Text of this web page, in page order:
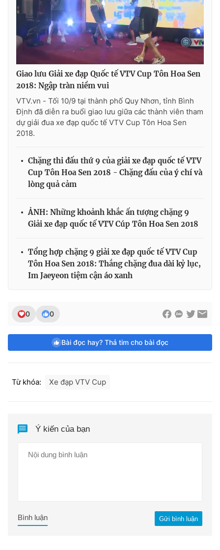
Giao lưu Giải xe đạp Quốc tế VTV Cup Tôn Hoa Sen
2018: Ngập tràn niềm vui
VTV.vn - Tối 10/9 tại thành phố Quy Nhơn, tỉnh Bình
Định đã diễn ra buổi giao lưu giữa các thành viên tham
dự giải đua xe đạp quốc tế VTV Cup Tôn Hoa Sen
2018.
Chặng thi đấu thứ 9 của giải xe đạp quốc tế VTV
Cup Tôn Hoa Sen 2018 - Chặng đấu của ý chí và
lòng quả cảm
ẢNH: Những khoảnh khắc ấn tượng chặng 9
Giải xe đạp quốc tế VTV Cúp Tôn Hoa Sen 2018
Tổng hợp chặng 9 giải xe đạp quốc tế VTV Cup
Tôn Hoa Sen 2018: Thắng chặng đua dài kỷ lục,
Im Jaeyeon tiệm cận áo xanh
0 0
Bài đọc hay? Thả tim cho bài đọc
Từ khóa: Xe đạp VTV Cup
Ý kiến của bạn
Gửi bình luận
Bình luận